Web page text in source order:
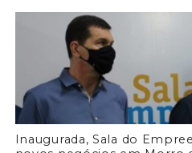
Inaugurada, Sala do